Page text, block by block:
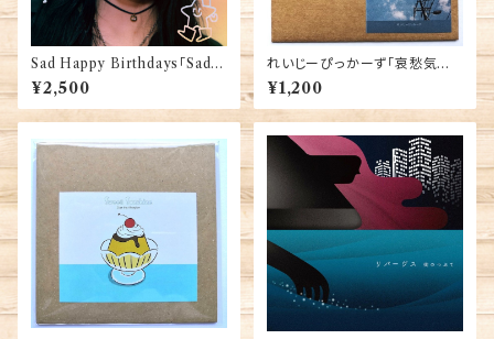
Sad Happy Birthdays「Sad
Happy Birthday」
¥2,500
れいじーぴっかーず「哀愁気流 /
小さなワルツ」(CD-R)
¥1,200